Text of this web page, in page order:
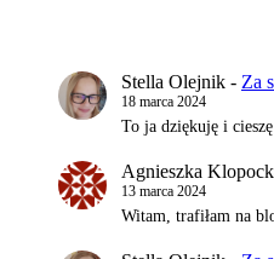
Stella Olejnik - Za
18 marca 2024
To ja dziękuję i
Agnieszka
13 marca 2024
Witam, trafiłam na